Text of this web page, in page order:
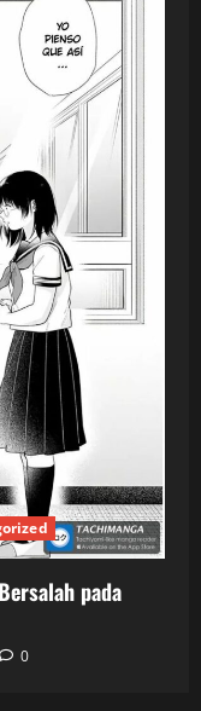
pada
0